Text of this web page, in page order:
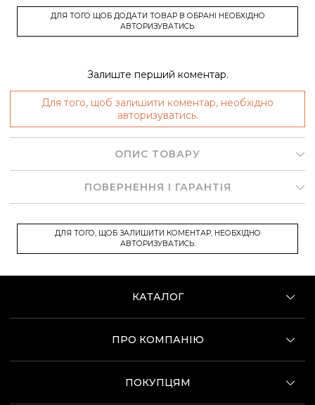
ДЛЯ ТОГО ЩОБ ДОДАТИ ТОВАР В ОБРАНІ НЕОБХІДНО
АВТОРИЗУВАТИСЬ.
Залиште перший коментар.
Для того, щоб залишити коментар, необхідно
авторизуватись.
ОПИС ТОВАРУ
ПОВЕРНЕННЯ І ГАРАНТІЯ
ДЛЯ ТОГО, ЩОБ ЗАЛИШИТИ КОМЕНТАР, НЕОБХІДНО
АВТОРИЗУВАТИСЬ.
КАТАЛОГ
ПРО КОМПАНІЮ
ПОКУПЦЯМ